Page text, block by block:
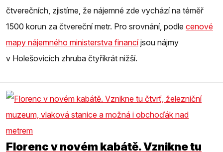
čtverečních, zjistíme, že nájemné zde vychází na téměř
1500 korun za čtvereční metr. Pro srovnání, podle cenové
mapy nájemného ministerstva financíjsou nájmy
v Holešovicích zhruba čtyřikrát nižší.
Florenc v novém kabátě. Vznikne tu